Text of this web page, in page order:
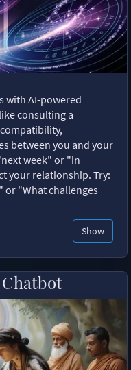
with AI-powered
consulting a
between you and your
week" or "in
your relationship. Try:
or "What challenges
Show